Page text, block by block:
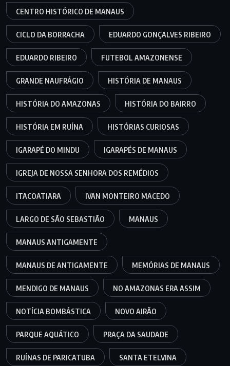
CENTRO HISTÓRICO DE MANAUS
CICLO DA BORRACHA EDUARDO GONÇALVES RIBEIRO
EDUARDO RIBEIRO FUTEBOL AMAZONENSE
GRANDE NAUFRÁGIO HISTÓRIA DE MANAUS
HISTÓRIA DO AMAZONAS HISTÓRIA DO BAIRRO
HISTÓRIA EM RUÍNA HISTÓRIAS CURIOSAS
IGARAPÉ DO MINDU IGARAPÉS DE MANAUS
IGREJA DE NOSSA SENHORA DOS REMÉDIOS
ITACOATIARA IVAN MONTEIRO MACEDO
LARGO DE SÃO SEBASTIÃO MANAUS
MANAUS ANTIGAMENTE
MANAUS DE ANTIGAMENTE MEMÓRIAS DE MANAUS
MENDIGO DE MANAUS NO AMAZONAS ERA ASSIM
NOTÍCIA BOMBÁSTICA NOVO AIRÃO
PARQUE AQUÁTICO PRAÇA DA SAUDADE
RUÍNAS DE PARICATUBA SANTA ETELVINA